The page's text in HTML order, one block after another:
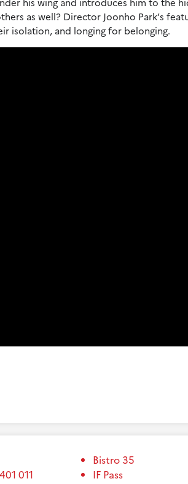
as well? Director Joonho Park’s
isolation, and longing for belonging.
011
Bistro 35
IF Pass